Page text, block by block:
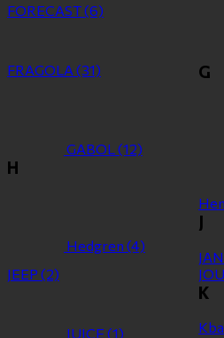
FORECAST(6)
FRAGOLA (31) G
GABOL(12)
H
Hedgren (4)
J
JEEP (2)
JUICE (1)
K